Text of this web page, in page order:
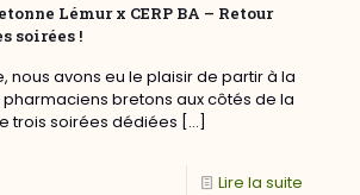
Lémur x CERP BA – Retour
soirées !
nous avons eu le plaisir de partir à la
bretons aux côtés de la
trois soirées dédiées […]
Lire la suite